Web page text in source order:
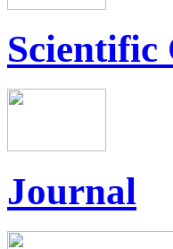
Scientific
Journal